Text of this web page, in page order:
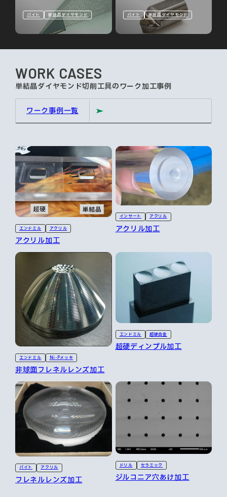
バイト 単結晶ダイヤモンド バイト 単結晶ダイヤモンド
WORK CASES
単結晶ダイヤモンド切削工具のワーク加工事例
ワーク事例一覧
エンドミル アクリル
アクリル加工
インサート アクリル
アクリル加工
エンドミル Ni-Pメッキ
非球面フレネルレンズ加工
エンドミル 超硬合金
超硬ディンプル加工
バイト アクリル
フレネルレンズ加工
ドリル セラミック
ジルコニア穴あけ加工